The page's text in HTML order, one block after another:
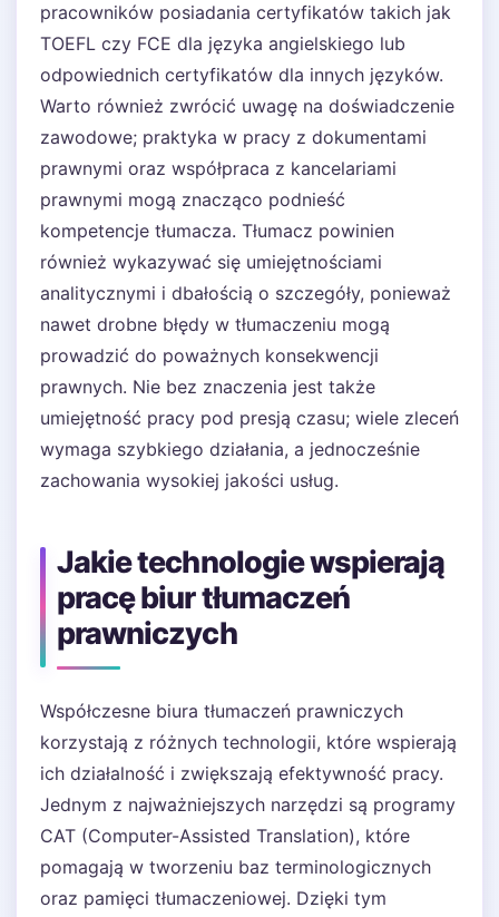
pracowników posiadania certyfikatów takich jak
TOEFL czy FCE dla języka angielskiego lub
odpowiednich certyfikatów dla innych języków.
Warto również zwrócić uwagę na doświadczenie
zawodowe; praktyka w pracy z dokumentami
prawnymi oraz współpraca z kancelariami
prawnymi mogą znacząco podnieść
kompetencje tłumacza. Tłumacz powinien
również wykazywać się umiejętnościami
analitycznymi i dbałością o szczegóły, ponieważ
nawet drobne błędy w tłumaczeniu mogą
prowadzić do poważnych konsekwencji
prawnych. Nie bez znaczenia jest także
umiejętność pracy pod presją czasu; wiele zleceń
wymaga szybkiego działania, a jednocześnie
zachowania wysokiej jakości usług.
Jakie technologie wspierają
pracę biur tłumaczeń
prawniczych
Współczesne biura tłumaczeń prawniczych
korzystają z różnych technologii, które wspierają
ich działalność i zwiększają efektywność pracy.
Jednym z najważniejszych narzędzi są programy
CAT (Computer-Assisted Translation), które
pomagają w tworzeniu baz terminologicznych
oraz pamięci tłumaczeniowej. Dzięki tym